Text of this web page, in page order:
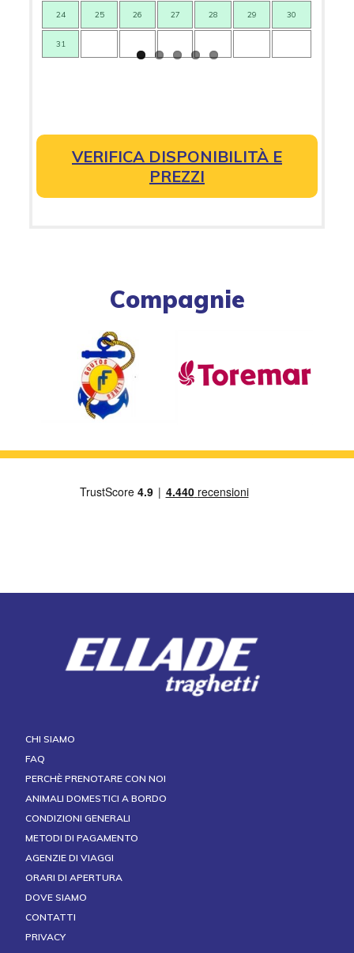
24 25 26 27 28 29 30
31
VERIFICA DISPONIBILITÀ E
PREZZI
Compagnie
CHI SIAMO
FAQ
PERCHÈ PRENOTARE CON NOI
ANIMALI DOMESTICI A BORDO
CONDIZIONI GENERALI
METODI DI PAGAMENTO
AGENZIE DI VIAGGI
ORARI DI APERTURA
DOVE SIAMO
CONTATTI
PRIVACY